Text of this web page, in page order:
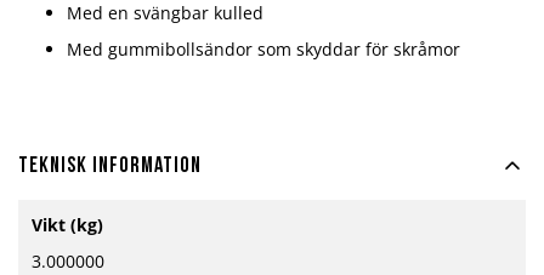
Med en svängbar kulled
Med gummibollsändor som skyddar för skråmor
Teknisk information
information
Vikt (kg)
3.000000